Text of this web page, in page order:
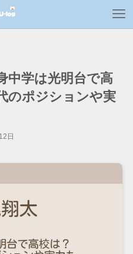
中学は光明台で高
のポジションや実
日